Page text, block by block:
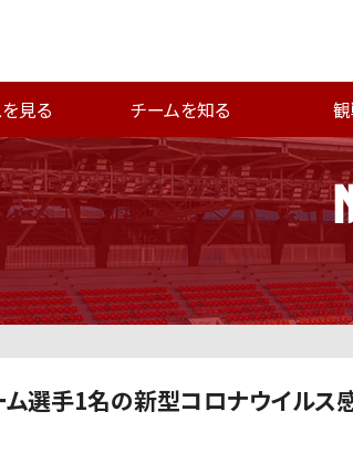
見る チームを知る
ム選手1名の新型コロナウイル